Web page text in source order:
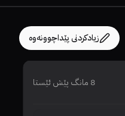
زیادکردنی پێداچوونەوە
8 مانگ پێش ئێستا